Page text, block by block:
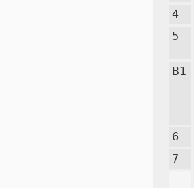
4
5
B1
6
7